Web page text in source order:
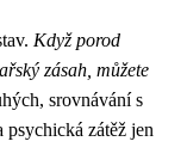
Když porod
zásah, můžete
srovnávání s
psychická zátěž jen